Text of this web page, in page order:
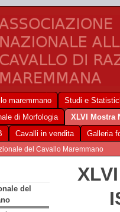
maremmano Studi e
di Morfologia
XLVI Mostra
Cavalli in vendita Galleria
del Cavallo Maremmano
del